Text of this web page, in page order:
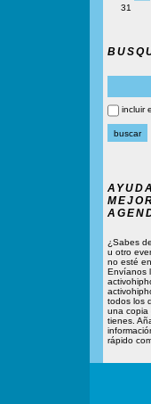
31
incluir
¿Sabes
u otro
no esté
Envíanos
todos los
una copia
tienes.
rápido